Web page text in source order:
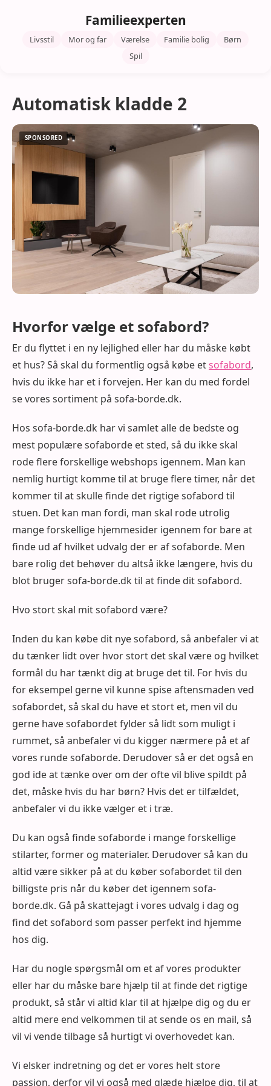
Familieexperten
Livsstil Mor og far Værelse Familie bolig
Børn
Spil
Automatisk kladde 2
Hvorfor vælge et sofabord?
Er du flyttet i en ny lejlighed eller har du måske købt
et hus? Så skal du formentlig også købe etsofabord,
hvis du ikke har et i forvejen. Her kan du med fordel
se vores sortiment på sofa-borde.dk.
Hos sofa-borde.dk har vi samlet alle de bedste og
mest populære sofaborde et sted, så du ikke skal
rode flere forskellige webshops igennem. Man kan
nemlig hurtigt komme til at bruge flere timer, når det
kommer til at skulle finde det rigtige sofabord til
stuen. Det kan man fordi, man skal rode utrolig
mange forskellige hjemmesider igennem for bare at
finde ud af hvilket udvalg der er af sofaborde. Men
bare rolig det behøver du altså ikke længere, hvis du
blot bruger sofa-borde.dk til at finde dit sofabord.
Hvo stort skal mit sofabord være?
Inden du kan købe dit nye sofabord, så anbefaler vi at
du tænker lidt over hvor stort det skal være og hvilket
formål du har tænkt dig at bruge det til. For hvis du
for eksempel gerne vil kunne spise aftensmaden ved
sofabordet, så skal du have et stort et, men vil du
gerne have sofabordet fylder så lidt som muligt i
rummet, så anbefaler vi du kigger nærmere på et af
vores runde sofaborde. Derudover så er det også en
god ide at tænke over om der ofte vil blive spildt på
det, måske hvis du har børn? Hvis det er tilfældet,
anbefaler vi du ikke vælger et i træ.
Du kan også finde sofaborde i mange forskellige
stilarter, former og materialer. Derudover så kan du
altid være sikker på at du køber sofabordet til den
billigste pris når du køber det igennem sofa-
borde.dk. Gå på skattejagt i vores udvalg i dag og
find det sofabord som passer perfekt ind hjemme
hos dig.
Har du nogle spørgsmål om et af vores produkter
eller har du måske bare hjælp til at finde det rigtige
produkt, så står vi altid klar til at hjælpe dig og du er
altid mere end velkommen til at sende os en mail, så
vil vi vende tilbage så hurtigt vi overhovedet kan.
Vi elsker indretning og det er vores helt store
passion, derfor vil vi også med glæde hjælpe dig, til at